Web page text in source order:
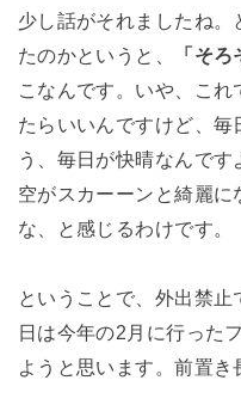
少し話がそれましたね
たのかというと、
「そ
こなんです。いや、こ
たらいいんですけど、毎
う、毎日が快晴なんで
空がスカーーンと綺麗
な、と感じるわけです。
ということで、外出禁
日は今年の2月に行った
ようと思います。前置き